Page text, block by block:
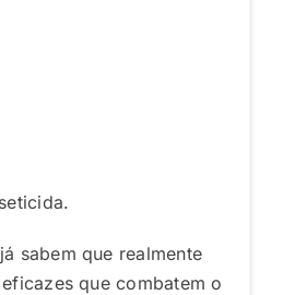
sabem que realmente
que combatem o